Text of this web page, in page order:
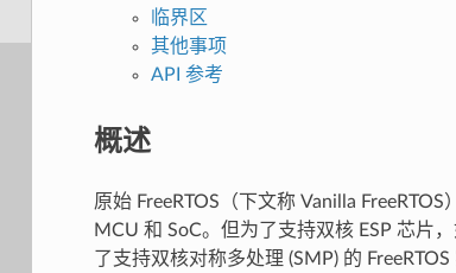
临界区
其他事项
API 参考
概述
原始 FreeRTOS（下文称 Vanilla
MCU 和 SoC。但为了支持双核 ESP 芯片
了支持双核对称多处理 (SMP) 的